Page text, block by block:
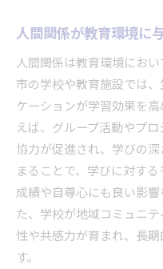
松山市で深まる地域
地域密着型の活
コミュニティス
世代を超えた協
地域コミュニテ
共同プロジェク
共通の目標がも
心の通った交流がも
感謝の気持ちを
人間関係が教育環境に
人間関係は教育環境にお
市の学校や教育施設では
ケーションが学習効果を
えば、グループ活動やプ
協力が促進され、学びの
まることで、学びに対す
成績や自尊心にも良い影
た、学校が地域コミュニ
性や共感力が育まれ、長
す。